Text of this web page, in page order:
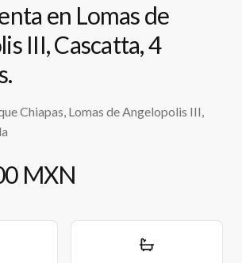
en Lomas de
III, Cascatta, 4
Chiapas, Lomas de Angelopolis III,
MXN